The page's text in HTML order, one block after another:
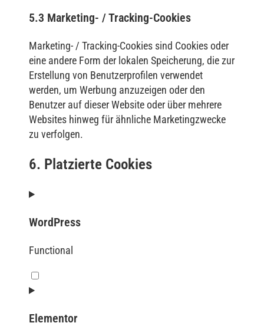
5.3 Marketing- / Tracking-Cookies
Marketing- / Tracking-Cookies sind Cookies oder
eine andere Form der lokalen Speicherung, die zur
Erstellung von Benutzerprofilen verwendet
werden, um Werbung anzuzeigen oder den
Benutzer auf dieser Website oder über mehrere
Websites hinweg für ähnliche Marketingzwecke
zu verfolgen.
6. Platzierte Cookies
WordPress
Functional
Elementor